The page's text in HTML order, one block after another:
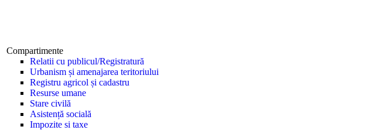
Compartimente
Relatii cu publicul/Registratură
Urbanism și amenajarea teritoriului
Registru agricol și cadastru
Resurse umane
Stare civilă
Asistență socială
Impozite si taxe